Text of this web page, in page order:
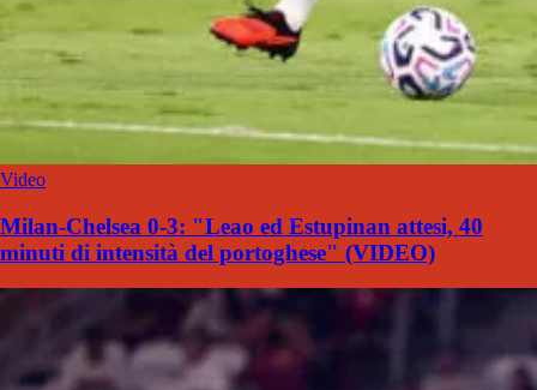
Video
Milan-Chelsea 0-3: "Leao ed Estupinan attesi, 40
minuti di intensità del portoghese" (VIDEO)